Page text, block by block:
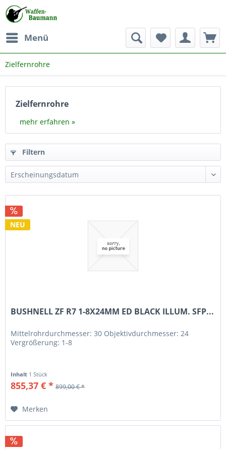
Menü
Zielfernrohre
Zielfernrohre
mehr erfahren »
Filtern
NEU
BUSHNELL ZF R7 1-8X24MM ED BLACK ILLUM. SFP...
Mittelrohrdurchmesser: 30 Objektivdurchmesser: 24
Vergrößerung: 1-8
Inhalt 1 Stück
855,37 € * 899,00 € *
Merken